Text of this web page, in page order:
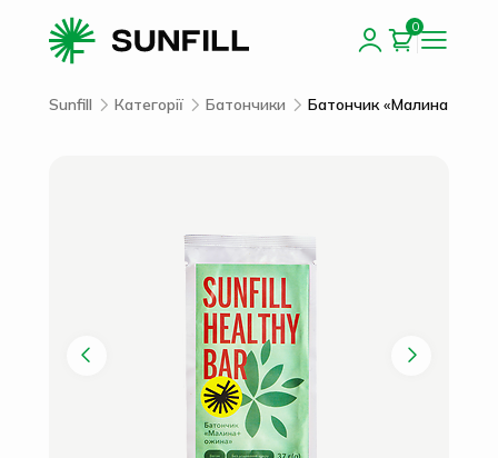
0
Sunfill Категорії Батончики Батончик